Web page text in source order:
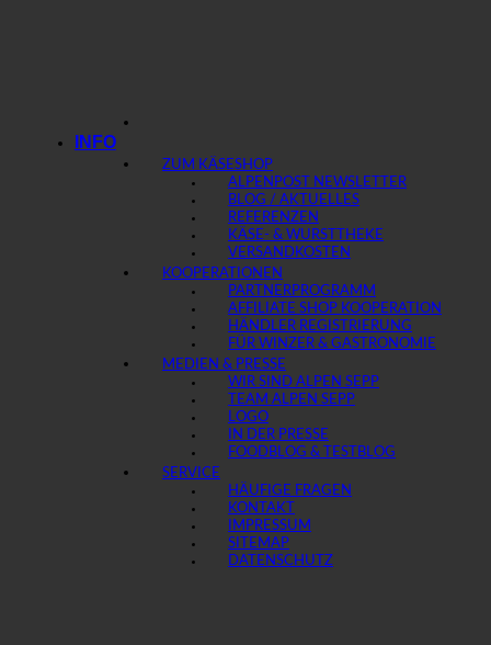
INFO
ZUM KÄSESHOP
ALPENPOST NEWSLETTER
BLOG / AKTUELLES
REFERENZEN
KÄSE- & WURSTTHEKE
VERSANDKOSTEN
KOOPERATIONEN
PARTNERPROGRAMM
AFFILIATE SHOP KOOPERATION
HÄNDLER REGISTRIERUNG
FÜR WINZER & GASTRONOMIE
MEDIEN & PRESSE
WIR SIND ALPEN SEPP
TEAM ALPEN SEPP
LOGO
IN DER PRESSE
FOODBLOG & TESTBLOG
SERVICE
HÄUFIGE FRAGEN
KONTAKT
IMPRESSUM
SITEMAP
DATENSCHUTZ